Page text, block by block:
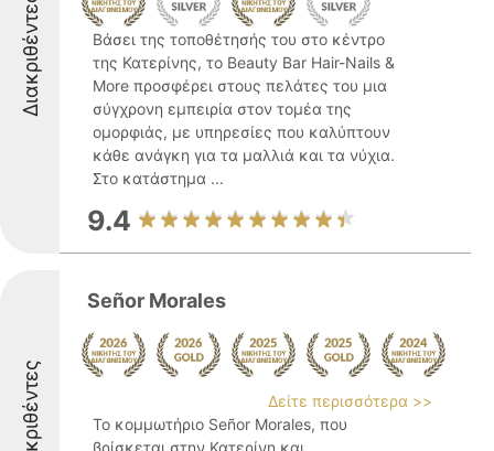
Διακριθέντες
Βάσει της τοποθέτησής του στο κέντρο
της Κατερίνης, το Beauty Bar Hair-Nails &
More προσφέρει στους πελάτες του μια
σύγχρονη εμπειρία στον τομέα της
ομορφιάς, με υπηρεσίες που καλύπτουν
κάθε ανάγκη για τα μαλλιά και τα νύχια.
Στο κατάστημα ...
9.4
Διακριθέντες
Señor Morales
Δείτε περισσότερα >>
Το κομμωτήριο Señor Morales, που
βρίσκεται στην Κατερίνη και